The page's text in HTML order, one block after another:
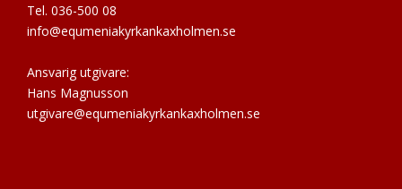
Tel. 036-500 08
info@equmeniakyrkankaxholmen.se
Ansvarig utgivare:
Hans Magnusson
utgivare@equmeniakyrkankaxholmen.se